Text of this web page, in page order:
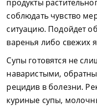
продукты
соблюдать чувство
ситуацию. Подойдет
варенья либо свежих
Супы готовятся не
наваристыми,
рецидив в болезни.
куриные супы,